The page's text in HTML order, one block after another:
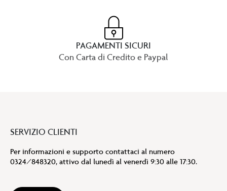
PAGAMENTI SICURI
Con Carta di Credito e Paypal
SERVIZIO CLIENTI
Per informazioni e supporto contattaci al numero
0324/848320, attivo dal lunedì al venerdì 9:30 alle 17:30.